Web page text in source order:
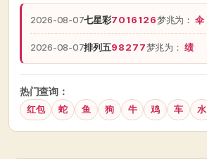
2026-08-07七星彩7016126梦兆为：伞
2026-08-07排列五98277梦兆为：绩
热门查询：
红包 蛇 鱼 狗 牛 鸡 车 水